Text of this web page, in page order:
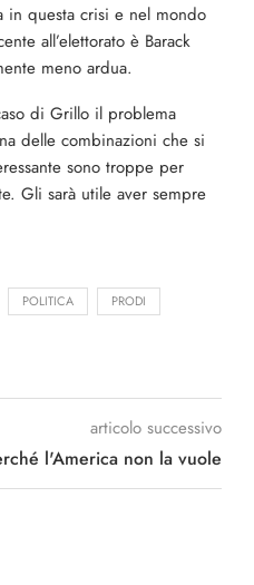
in questa crisi e nel mondo
all’elettorato è Barack
meno ardua.
di Grillo il problema
delle combinazioni che si
sono troppe per
Gli sarà utile aver sempre
POLITICA PRODI
articolo successivo
l'America non la vuole